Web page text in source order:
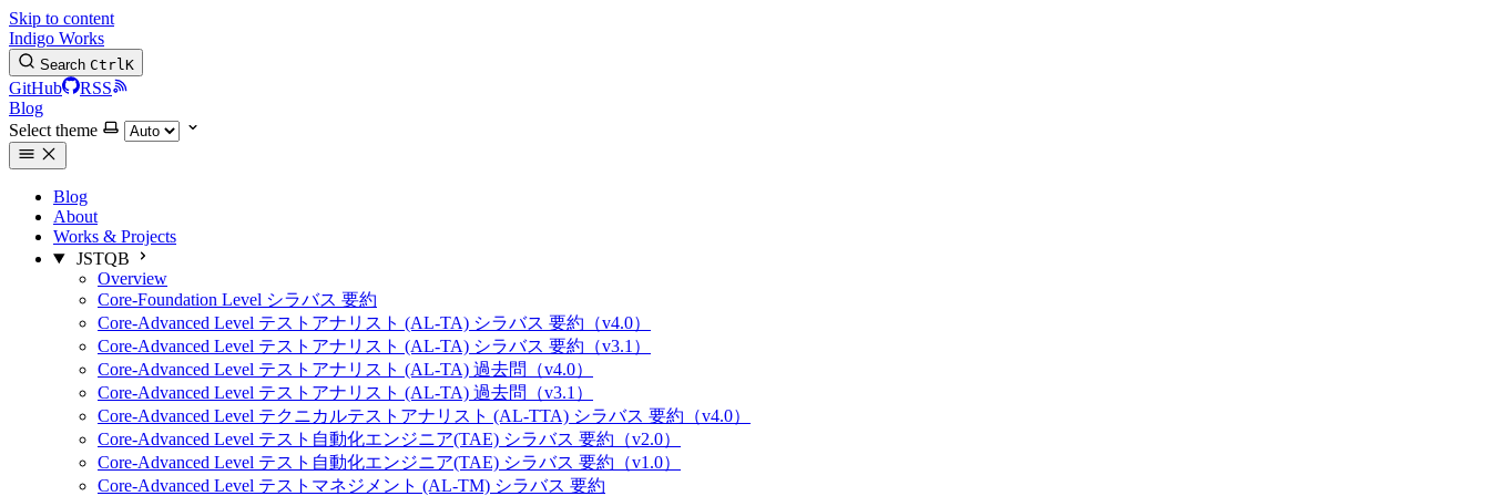
Skip to content
Indigo Works
Search CtrlK
GitHub
RSS
Blog
Select theme
Blog
About
Works & Projects
JSTQB
Overview
Core-Foundation Level シラバス 要約
Core-Advanced Level テストアナリスト (AL-TA) シラバス 要約（v4.0）
Core-Advanced Level テストアナリスト (AL-TA) シラバス 要約（v3.1）
Core-Advanced Level テストアナリスト (AL-TA) 過去問（v4.0）
Core-Advanced Level テストアナリスト (AL-TA) 過去問（v3.1）
Core-Advanced Level テクニカルテストアナリスト (AL-TTA) シラバス 要約（v4.0）
Core-Advanced Level テスト自動化エンジニア(TAE) シラバス 要約（v2.0）
Core-Advanced Level テスト自動化エンジニア(TAE) シラバス 要約（v1.0）
Core-Advanced Level テストマネジメント (AL-TM) シラバス 要約